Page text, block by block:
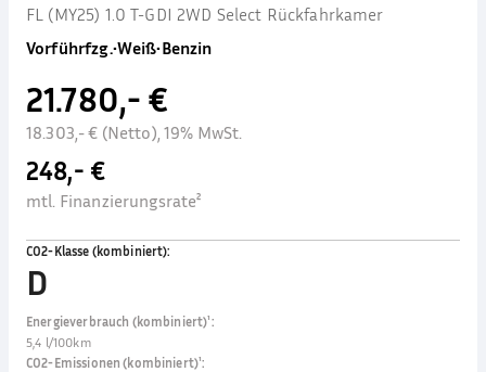
FL (MY25) 1.0 T-GDI 2WD Select Rückfahrkamer
Vorführfzg.•Weiß•Benzin
21.780,- €
18.303,- € (Netto), 19% MwSt.
248,- €
mtl. Finanzierungsrate²
CO2-Klasse (kombiniert):
D
Energieverbrauch (kombiniert)¹:
5,4 l/100km
CO2-Emissionen (kombiniert)¹: